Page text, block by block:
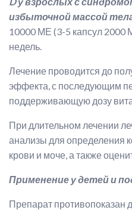
избыточной массой
10000 МЕ (3-5 капсул 2000
недель.
Лечение проводится до
эффекта, с последующим
поддерживающую дозу
При длительном лечении
анализы для определения
крови и моче, а также
Применение у детей и
Препарат противопоказан